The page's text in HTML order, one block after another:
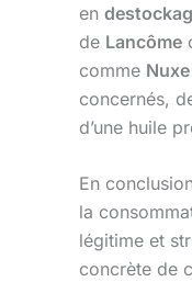
en
de Lancôme
comme Nuxe
concernés,
d’une huile
En
la
légitime et
concrète de